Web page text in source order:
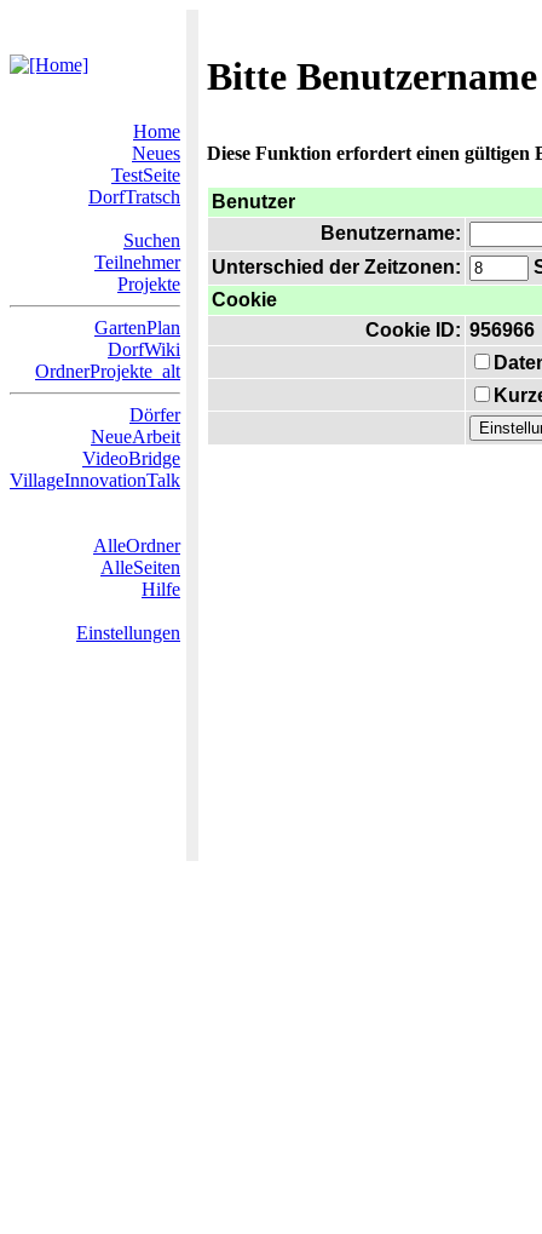
Bitte
Home
Neues
TestSeite
DorfTratsch
Suchen
Teilnehmer
Projekte
GartenPlan
DorfWiki
OrdnerProjekte_alt
Dörfer
NeueArbeit
VideoBridge
VillageInnovationTalk
AlleOrdner
AlleSeiten
Hilfe
Einstellungen
Diese Funktion erfordert einen gültigen
Benutzer
Benutzername:
Unterschied der Zeitzonen:
Cookie
Cookie ID: 956966